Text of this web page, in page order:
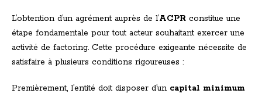
L’obtention d’un agrément auprès de l’ACPR constitue une
étape fondamentale pour tout acteur souhaitant exercer une
activité de factoring. Cette procédure exigeante nécessite de
satisfaire à plusieurs conditions rigoureuses :
Premièrement, l’entité doit disposer d’un capital minimum